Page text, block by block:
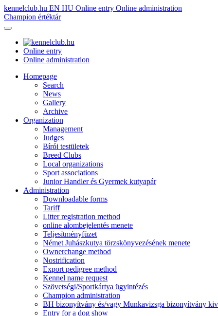
kennelclub.hu EN HU Online entry Online administration
Champion értéktár
Online entry
Online administration
Homepage
Search
News
Gallery
Archive
Organization
Management
Judges
Bírói testületek
Breed Clubs
Local organizations
Sport associations
Junior Handler és Gyermek kutyapár
Administration
Downloadable forms
Tariff
Litter registration method
online alombejelentés menete
Teljesítményfüzet
Német Juhászkutya törzskönyvezésének menete
Ownerchange method
Nostrification
Export pedigree method
Kennel name request
Szövetségi/Sportkártya ügyintézés
Champion administration
BH bizonyítvány és/vagy Munkavizsga bizonyítvány
Entry for a dog show